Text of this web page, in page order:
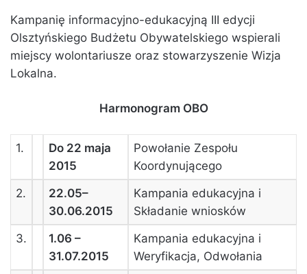
Kampanię informacyjno-edukacyjną III edycji
Olsztyńskiego Budżetu Obywatelskiego wspierali
miejscy wolontariusze oraz stowarzyszenie Wizja
Lokalna.
Harmonogram OBO
1.
Do 22 maja
2015
Powołanie Zespołu
Koordynującego
2.
22.05–
30.06.2015
Kampania edukacyjna i
Składanie wniosków
3.
1.06 –
31.07.2015
Kampania edukacyjna i
Weryfikacja, Odwołania